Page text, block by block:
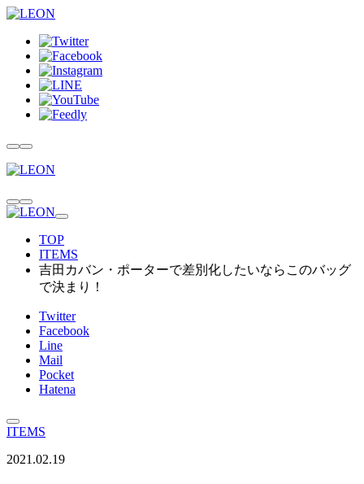
TOP
ITEMS
吉田カバン・ポーターで差別化したいならこのバッグ
で決まり！
Twitter
Facebook
Line
Mail
Pocket
Hatena
ITEMS
2021.02.19